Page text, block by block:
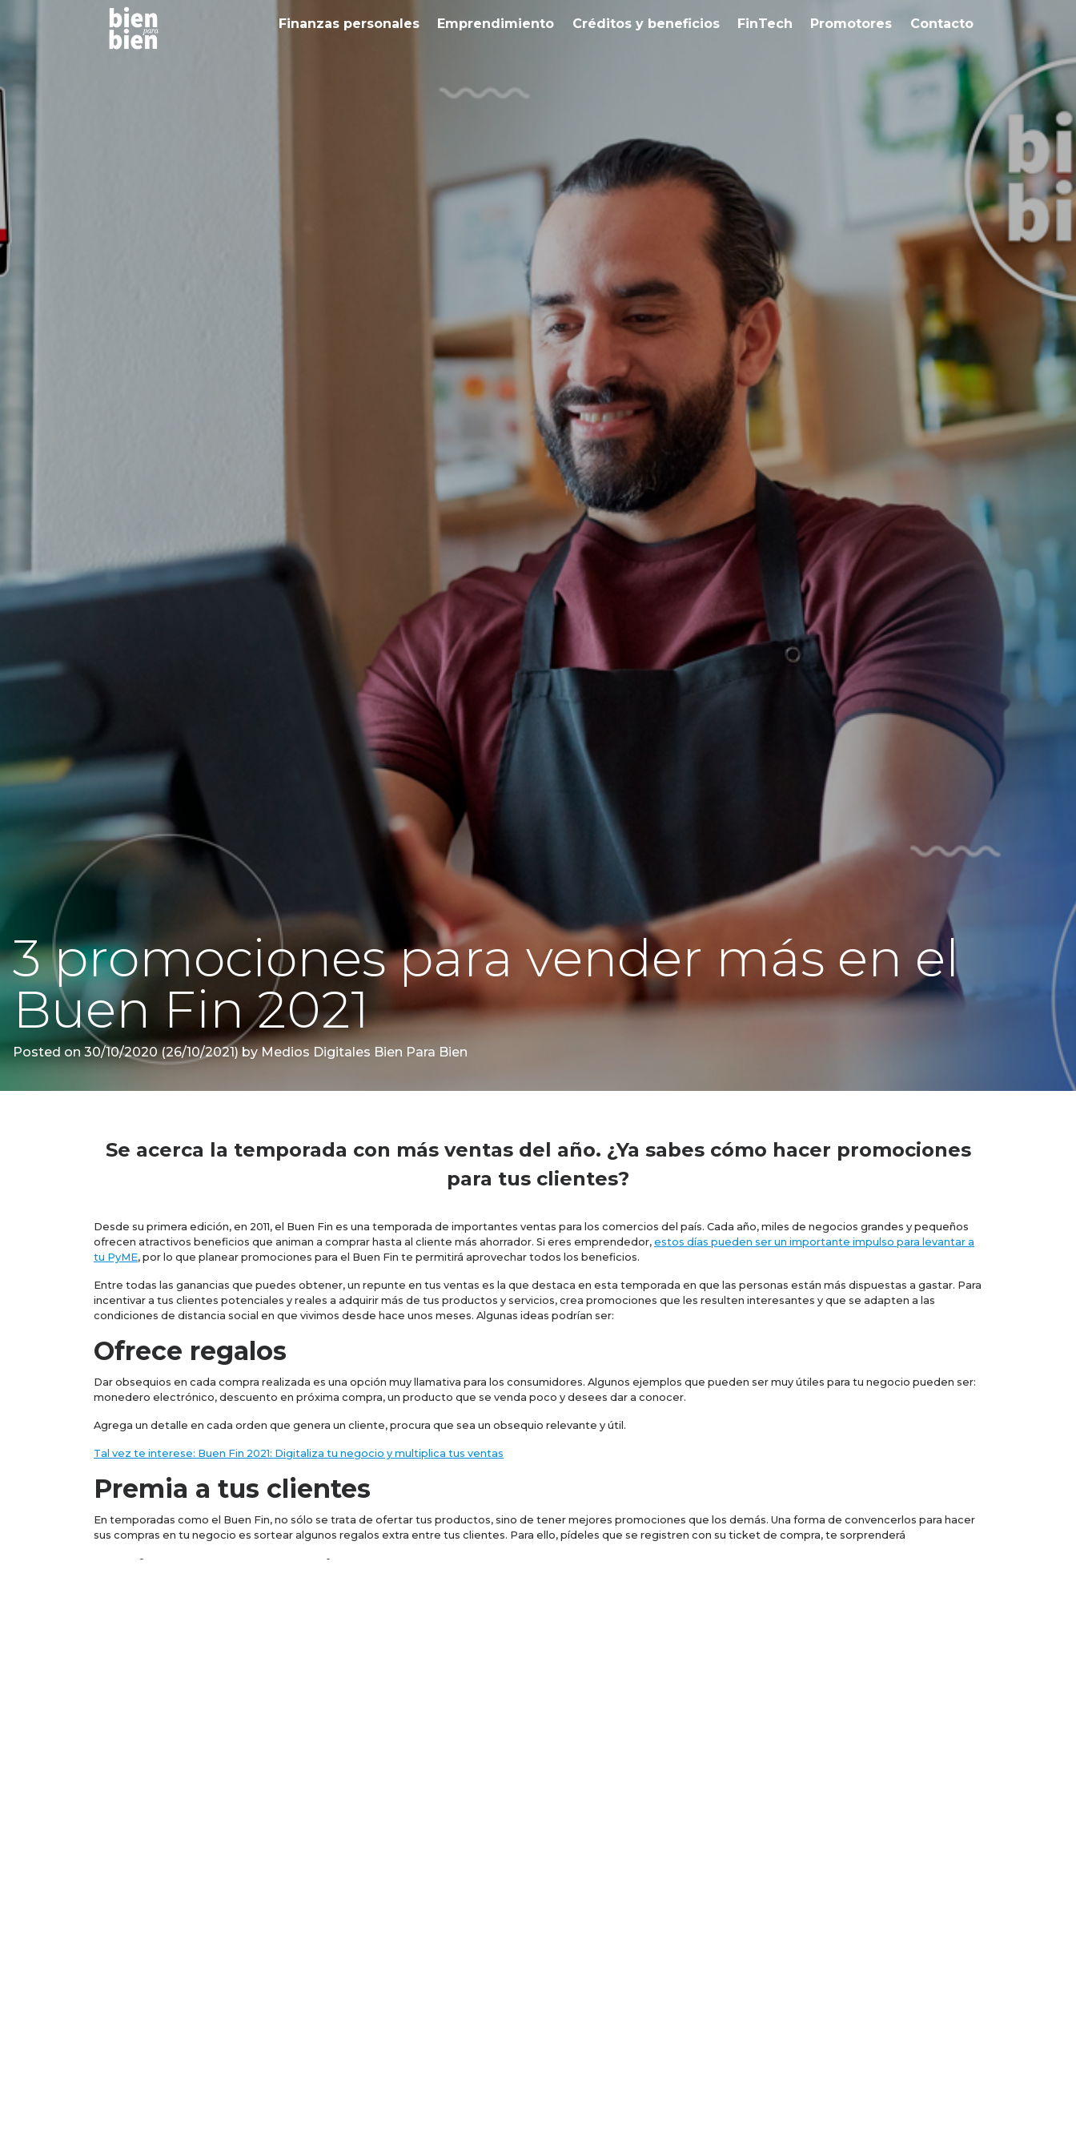
Finanzas personales Emprendimiento Créditos y beneficios FinTech Promotores Contacto
3 promociones para vender más en el
Buen Fin 2021
Posted on30/10/2020(26/10/2021)byMedios Digitales Bien Para Bien
Se acerca la temporada con más ventas del año. ¿Ya sabes cómo hacer promociones
para tus clientes?
Desde su primera edición, en 2011, el Buen Fin es una temporada de importantes ventas para los comercios del país. Cada año, miles de negocios grandes y pequeños
ofrecen atractivos beneficios que animan a comprar hasta al cliente más ahorrador. Si eres emprendedor, estos días pueden ser un importante impulso para levantar a
tu PyME, por lo que planear promociones para el Buen Fin te permitirá aprovechar todos los beneficios.
Entre todas las ganancias que puedes obtener, un repunte en tus ventas es la que destaca en esta temporada en que las personas están más dispuestas a gastar. Para
incentivar a tus clientes potenciales y reales a adquirir más de tus productos y servicios, crea promociones que les resulten interesantes y que se adapten a las
condiciones de distancia social en que vivimos desde hace unos meses. Algunas ideas podrían ser:
Ofrece regalos
Dar obsequios en cada compra realizada es una opción muy llamativa para los consumidores. Algunos ejemplos que pueden ser muy útiles para tu negocio pueden ser:
monedero electrónico, descuento en próxima compra, un producto que se venda poco y desees dar a conocer.
Agrega un detalle en cada orden que genera un cliente, procura que sea un obsequio relevante y útil.
Tal vez te interese: Buen Fin 2021: Digitaliza tu negocio y multiplica tus ventas
Premia a tus clientes
En temporadas como el Buen Fin, no sólo se trata de ofertar tus productos, sino de tener mejores promociones que los demás. Una forma de convencerlos para hacer
sus compras en tu negocio es sortear algunos regalos extra entre tus clientes. Para ello, pídeles que se registren con su ticket de compra, te sorprenderá
Extiende la duración de ofertas